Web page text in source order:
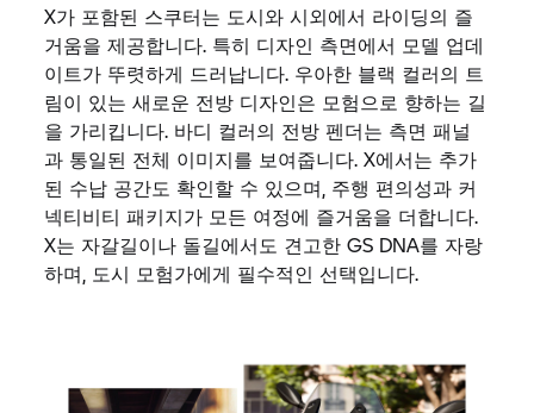
X가 포함된 스쿠터는 도시와 시외에서 라이딩의 즐
거움을 제공합니다. 특히 디자인 측면에서 모델 업데
이트가 뚜렷하게 드러납니다. 우아한 블랙 컬러의 트
림이 있는 새로운 전방 디자인은 모험으로 향하는 길
을 가리킵니다. 바디 컬러의 전방 펜더는 측면 패널
과 통일된 전체 이미지를 보여줍니다. X에서는 추가
된 수납 공간도 확인할 수 있으며, 주행 편의성과 커
넥티비티 패키지가 모든 여정에 즐거움을 더합니다.
X는 자갈길이나 돌길에서도 견고한 GS DNA를 자랑
하며, 도시 모험가에게 필수적인 선택입니다.